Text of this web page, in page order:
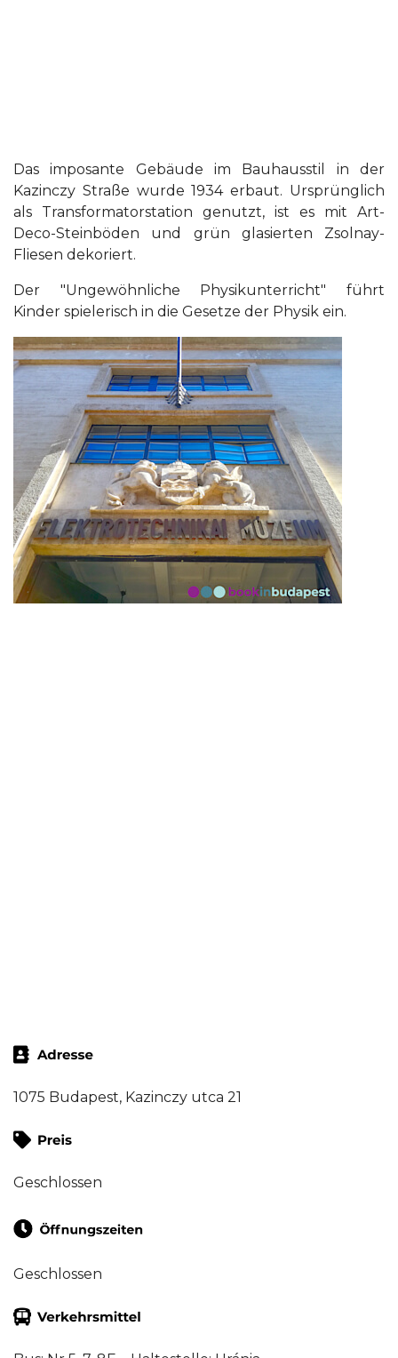
Das imposante Gebäude im Bauhausstil in der
Kazinczy Straße wurde 1934 erbaut. Ursprünglich
als Transformatorstation genutzt, ist es mit Art-
Deco-Steinböden und grün glasierten Zsolnay-
Fliesen dekoriert.
Der "Ungewöhnliche Physikunterricht" führt
Kinder spielerisch in die Gesetze der Physik ein.
1075 Budapest, Kazinczy utca 21
Geschlossen
Geschlossen